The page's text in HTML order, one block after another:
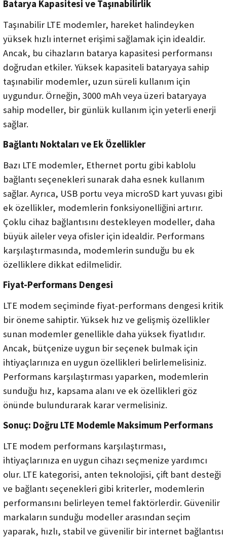
Batarya Kapasitesi ve Taşınabilirlik
Taşınabilir LTE modemler, hareket halindeyken
yüksek hızlı internet erişimi sağlamak için idealdir.
Ancak, bu cihazların batarya kapasitesi performansı
doğrudan etkiler. Yüksek kapasiteli bataryaya sahip
taşınabilir modemler, uzun süreli kullanım için
uygundur. Örneğin, 3000 mAh veya üzeri bataryaya
sahip modeller, bir günlük kullanım için yeterli enerji
sağlar.
Bağlantı Noktaları ve Ek Özellikler
Bazı LTE modemler, Ethernet portu gibi kablolu
bağlantı seçenekleri sunarak daha esnek kullanım
sağlar. Ayrıca, USB portu veya microSD kart yuvası gibi
ek özellikler, modemlerin fonksiyonelliğini artırır.
Çoklu cihaz bağlantısını destekleyen modeller, daha
büyük aileler veya ofisler için idealdir. Performans
karşılaştırmasında, modemlerin sunduğu bu ek
özelliklere dikkat edilmelidir.
Fiyat-Performans Dengesi
LTE modem seçiminde fiyat-performans dengesi kritik
bir öneme sahiptir. Yüksek hız ve gelişmiş özellikler
sunan modemler genellikle daha yüksek fiyatlıdır.
Ancak, bütçenize uygun bir seçenek bulmak için
ihtiyaçlarınıza en uygun özellikleri belirlemelisiniz.
Performans karşılaştırması yaparken, modemlerin
sunduğu hız, kapsama alanı ve ek özellikleri göz
önünde bulundurarak karar vermelisiniz.
Sonuç: Doğru LTE Modemle Maksimum Performans
LTE modem performans karşılaştırması,
ihtiyaçlarınıza en uygun cihazı seçmenize yardımcı
olur. LTE kategorisi, anten teknolojisi, çift bant desteği
ve bağlantı seçenekleri gibi kriterler, modemlerin
performansını belirleyen temel faktörlerdir. Güvenilir
markaların sunduğu modeller arasından seçim
yaparak, hızlı, stabil ve güvenilir bir internet bağlantısı